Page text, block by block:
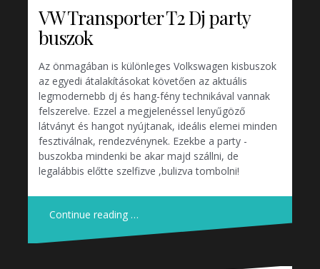
VW Transporter T2 Dj party
buszok
Az önmagában is különleges Volkswagen kisbuszok
az egyedi átalakításokat követően az aktuális
legmodernebb dj és hang-fény technikával vannak
felszerelve. Ezzel a megjelenéssel lenyűgöző
látványt és hangot nyújtanak, ideális elemei minden
fesztiválnak, rendezvénynek. Ezekbe a party -
buszokba mindenki be akar majd szállni, de
legalábbis előtte szelfizve ,bulizva tombolni!
Continue reading …